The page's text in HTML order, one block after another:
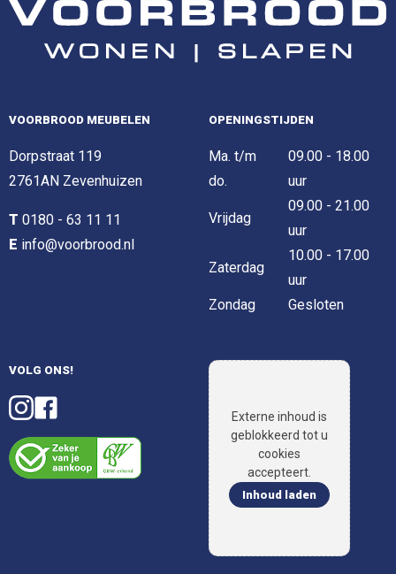
VOORBROOD MEUBELEN
Dorpstraat 119
2761AN Zevenhuizen
T 0180 - 63 11 11
E info@voorbrood.nl
OPENINGSTIJDEN
Ma. t/m
do.
09.00 - 18.00
uur
Vrijdag
09.00 - 21.00
uur
Zaterdag
10.00 - 17.00
uur
Zondag
Gesloten
VOLG ONS!
Externe inhoud is
geblokkeerd tot u
cookies
accepteert.
Inhoud laden